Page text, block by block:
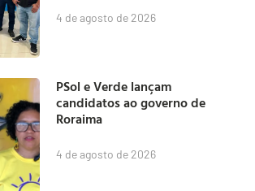
4 de agosto de 2026
PSol e Verde lançam
candidatos ao governo de
Roraima
4 de agosto de 2026